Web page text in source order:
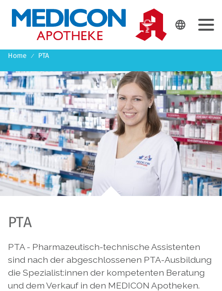

DE EN
Home PTA
PTA
PTA - Pharmazeutisch-technische Assistenten
sind nach der abgeschlossenen PTA-Ausbildung
die Spezialist:innen der kompetenten Beratung
und dem Verkauf in den MEDICON Apotheken.